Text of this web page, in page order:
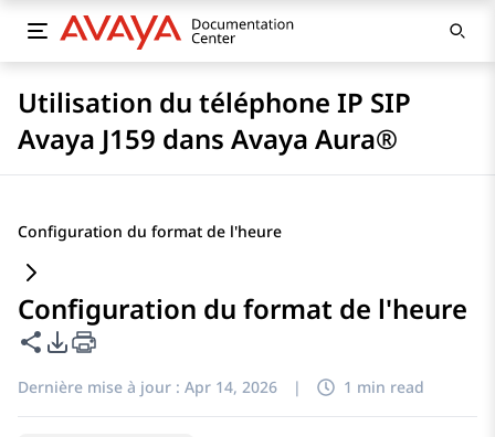
Utilisation du téléphone IP SIP
Avaya J159 dans Avaya Aura®
Configuration du format de l'heure
Configuration du format de l'heure
Partager cette page
Options d'exportation PDF
Dernière mise à jour : Apr 14, 2026 | 1 min read